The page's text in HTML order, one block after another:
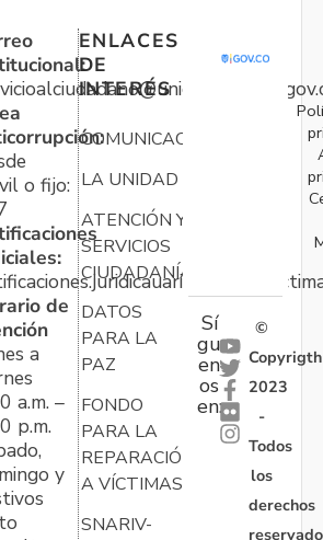
o fijo:
de
a
a.m. –
p.m.
y
ENLACES
DE
INTERÉS
COMUNICACIONES
LA UNIDAD
ATENCIÓN Y
SERVICIOS
CIUDADANÍA
DATOS
PARA LA
PAZ
FONDO
PARA LA
REPARACIÓN
A VÍCTIMAS
SNARIV-
Sí
gu
en
os
en:
©
Copyrigth
2023
-
Todos
los
derechos